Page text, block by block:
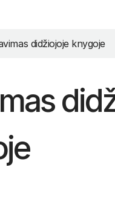
didžiojoje knygoje